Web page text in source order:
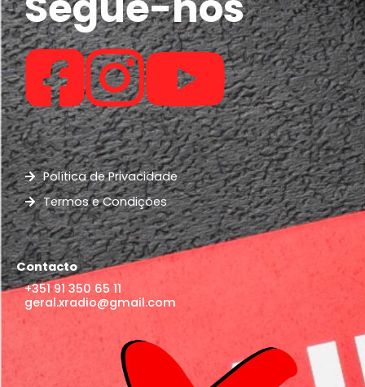
Política de Privacidade
Termos e Condições
Contacto
+351 91 350 65 11
geral.xradio@gmail.com